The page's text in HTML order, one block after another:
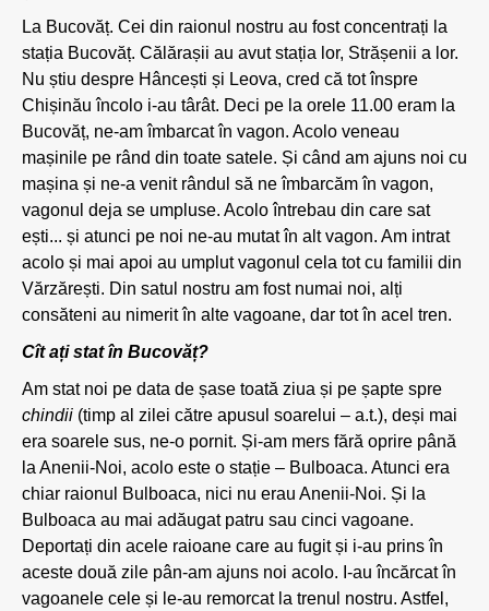
La Bucovăț. Cei din raionul nostru au fost concentrați la
stația Bucovăț. Călărașii au avut stația lor, Strășenii a lor.
Nu știu despre Hâncești și Leova, cred că tot înspre
Chișinău încolo i-au târât. Deci pe la orele 11.00 eram la
Bucovăț, ne-am îmbarcat în vagon. Acolo veneau
mașinile pe rând din toate satele. Și când am ajuns noi cu
mașina și ne-a venit rândul să ne îmbarcăm în vagon,
vagonul deja se umpluse. Acolo întrebau din care sat
ești... și atunci pe noi ne-au mutat în alt vagon. Am intrat
acolo și mai apoi au umplut vagonul cela tot cu familii din
Vărzărești. Din satul nostru am fost numai noi, alți
consăteni au nimerit în alte vagoane, dar tot în acel tren.
Cît ați stat în Bucovăț?
Am stat noi pe data de șase toată ziua și pe șapte spre
chindii (timp al zilei către apusul soarelui – a.t.), deși mai
era soarele sus, ne-o pornit. Și-am mers fără oprire până
la Anenii-Noi, acolo este o stație – Bulboaca. Atunci era
chiar raionul Bulboaca, nici nu erau Anenii-Noi. Și la
Bulboaca au mai adăugat patru sau cinci vagoane.
Deportați din acele raioane care au fugit și i-au prins în
aceste două zile pân-am ajuns noi acolo. I-au încărcat în
vagoanele cele și le-au remorcat la trenul nostru. Astfel,